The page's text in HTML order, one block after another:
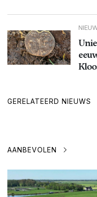
GERELATEERD NIEUWS
AANBEVOLEN